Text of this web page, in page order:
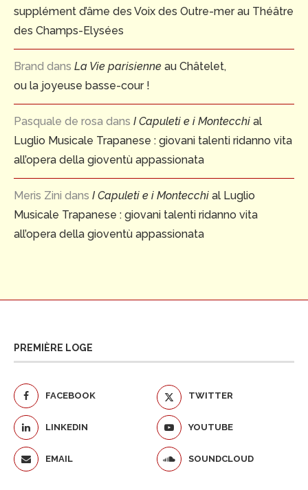
supplément d’âme des Voix des Outre-mer au Théâtre
des Champs-Elysées
Brand dans La Vie parisienne au Châtelet,
ou la joyeuse basse-cour !
Pasquale de rosa dans I Capuleti e i Montecchi al
Luglio Musicale Trapanese : giovani talenti ridanno vita
all’opera della gioventù appassionata
Meris Zini dans I Capuleti e i Montecchi al Luglio
Musicale Trapanese : giovani talenti ridanno vita
all’opera della gioventù appassionata
PREMIÈRE LOGE
FACEBOOK TWITTER
LINKEDIN YOUTUBE
EMAIL SOUNDCLOUD